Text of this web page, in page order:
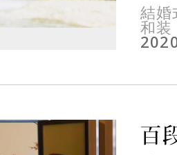
結婚
和装
百